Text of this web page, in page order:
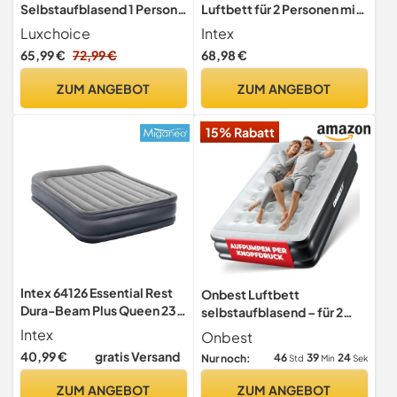
Selbstaufblasend 1 Person
mit USB Pumpe
190×99×22cm
Luxchoice
65,99 € 72,99 €
ZUM ANGEBOT
Luftbett für 2 Personen mit
Kopfkissen (152×203×42
cm) max. 272 KG - mit
integrierter Elektropumpe
Bett Camping Matratze mit
Intex
68,98 €
ZUM ANGEBOT
Intex 64126 Essential Rest
Dura-Beam Plus Queen 230
V Luftbett, Grau, Gross
Intex
40,99 € gratis Versand
ZUM ANGEBOT
15% Rabatt
Onbest Luftbett
selbstaufblasend – für 2
Personen – 203 x 152 x 46
cm -Luftmatratze mit
elektrischer Pumpe –
aufblasbares Gästebett in
Onbest
Nur noch: 46 Std 39 Min 23Sek
ZUM ANGEBOT